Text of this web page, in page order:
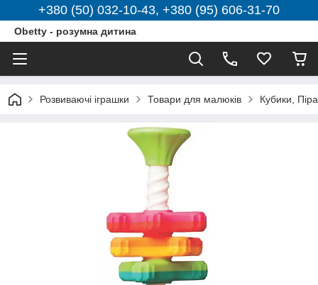
+380 (50) 032-10-43, +380 (95) 606-31-70
Obetty - розумна дитина
Розвиваючі іграшки Товари для малюків Кубики,